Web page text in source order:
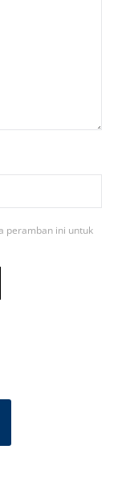
peramban ini untuk